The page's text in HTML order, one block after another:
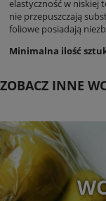
elastyczność w niskiej
nie przepuszczają
foliowe posiadają
Minimalna ilość
ZOBACZ INNE